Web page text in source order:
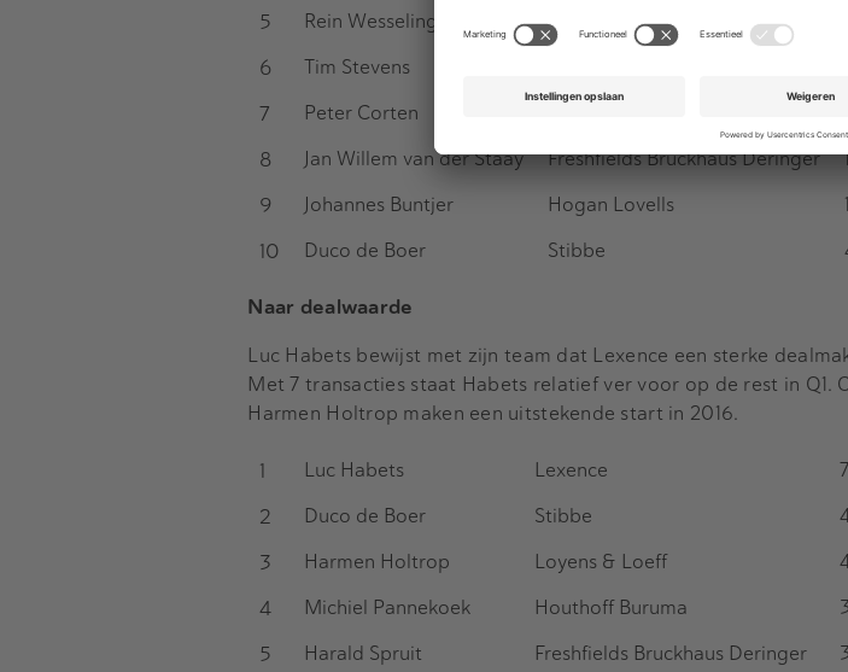
5 Rein Wesseling Stibbe
6 Tim Stevens
7 Peter Corten
8 Jan Willem van der Staay Freshfields Bruckhaus Deringer
9 Johannes Buntjer Hogan Lovells 1
10 Duco de Boer Stibbe
Naar dealwaarde
Luc Habets bewijst met zijn team dat Lexence een sterke
Met 7 transacties staat Habets relatief ver voor op de rest in Q1.
Harmen Holtrop maken een uitstekende start in 2016.
1 Luc Habets Lexence 7
2 Duco de Boer Stibbe
3 Harmen Holtrop Loyens & Loeff
4 Michiel Pannekoek Houthoff Buruma 3
5 Harald Spruit Freshfields Bruckhaus Deringer 3